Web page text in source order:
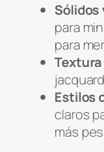
Sólidos
para
para
Estilos
claros
más